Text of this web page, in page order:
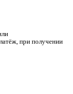
при получении